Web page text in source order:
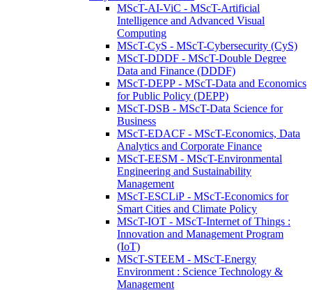
MScT-AI-ViC - MScT-Artificial
Intelligence and Advanced Visual
Computing
MScT-CyS - MScT-Cybersecurity (CyS)
MScT-DDDF - MScT-Double Degree
Data and Finance (DDDF)
MScT-DEPP - MScT-Data and Economics
for Public Policy (DEPP)
MScT-DSB - MScT-Data Science for
Business
MScT-EDACF - MScT-Economics, Data
Analytics and Corporate Finance
MScT-EESM - MScT-Environmental
Engineering and Sustainability
Management
MScT-ESCLiP - MScT-Economics for
Smart Cities and Climate Policy
MScT-IOT - MScT-Internet of Things :
Innovation and Management Program
(IoT)
MScT-STEEM - MScT-Energy
Environment : Science Technology &
Management